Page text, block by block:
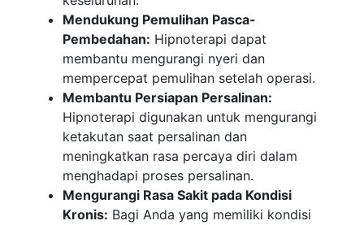
Mendukung Pemulihan Pasca-
Pembedahan: Hipnoterapi dapat
membantu mengurangi nyeri dan
mempercepat pemulihan setelah operasi.
Membantu Persiapan Persalinan:
Hipnoterapi digunakan untuk mengurangi
ketakutan saat persalinan dan
meningkatkan rasa percaya diri dalam
menghadapi proses persalinan.
Mengurangi Rasa Sakit pada Kondisi
Kronis: Bagi Anda yang memiliki kondisi